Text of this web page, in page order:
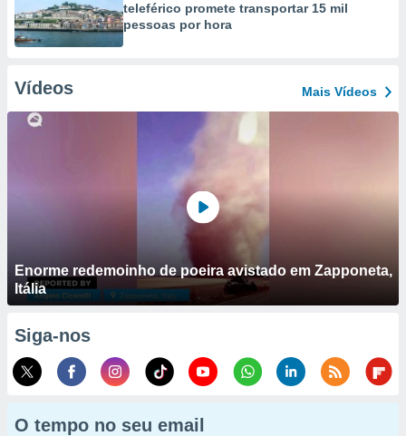
teleférico promete transportar 15 mil
pessoas por hora
Vídeos Mais Vídeos
Enorme redemoinho de poeira avistado em Zapponeta,
Itália
Siga-nos
O tempo no seu email